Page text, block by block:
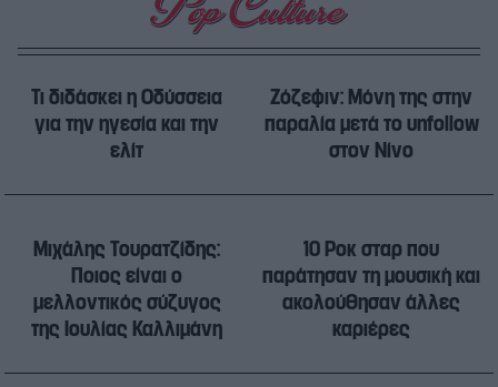
Τι διδάσκει η Οδύσσεια
για την ηγεσία και την
ελίτ
Ζόζεφιν: Μόνη της στην
παραλία μετά το unfollow
στον Νίνο
Μιχάλης Τουρατζίδης:
Ποιος είναι ο
μελλοντικός σύζυγος
της Ιουλίας Καλλιμάνη
10 Ροκ σταρ που
παράτησαν τη μουσική και
ακολούθησαν άλλες
καριέρες